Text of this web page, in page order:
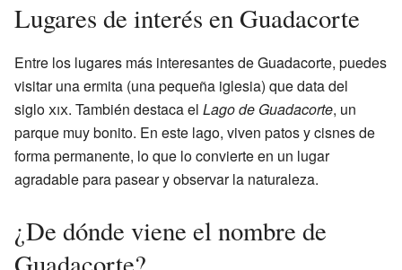
Lugares de interés en Guadacorte
Entre los lugares más interesantes de Guadacorte, puedes
visitar una ermita (una pequeña iglesia) que data del
sigloxix. También destaca el Lago de Guadacorte, un
parque muy bonito. En este lago, viven patos y cisnes de
forma permanente, lo que lo convierte en un lugar
agradable para pasear y observar la naturaleza.
¿De dónde viene el nombre de